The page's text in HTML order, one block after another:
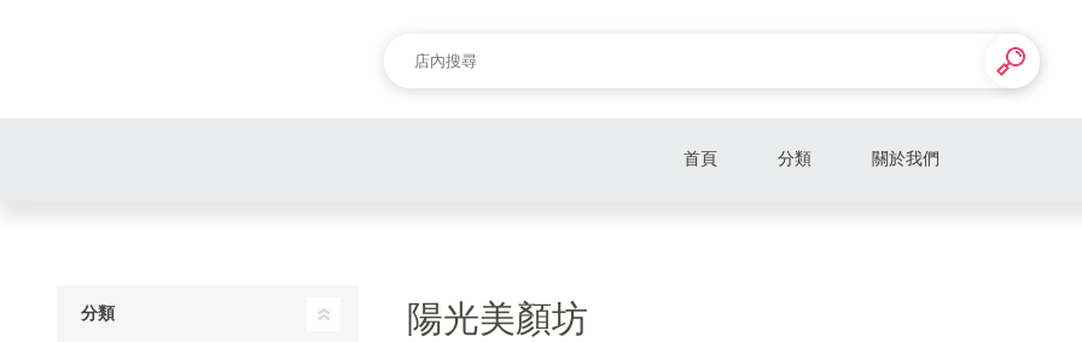
首頁 分類 關於我們
陽光美顏坊
分類